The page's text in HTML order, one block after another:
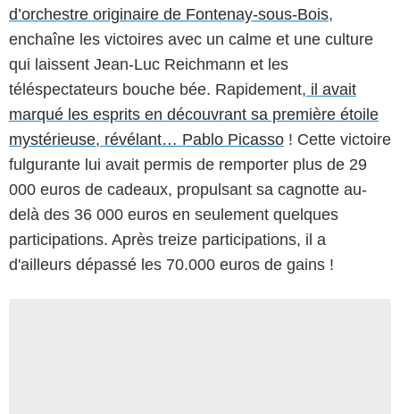
d’orchestre originaire de Fontenay-sous-Bois,
enchaîne les victoires avec un calme et une culture
qui laissent Jean-Luc Reichmann et les
téléspectateurs bouche bée. Rapidement, il avait
marqué les esprits en découvrant sa première étoile
mystérieuse, révélant… Pablo Picasso ! Cette victoire
fulgurante lui avait permis de remporter plus de 29
000 euros de cadeaux, propulsant sa cagnotte au-
delà des 36 000 euros en seulement quelques
participations. Après treize participations, il a
d'ailleurs dépassé les 70.000 euros de gains !